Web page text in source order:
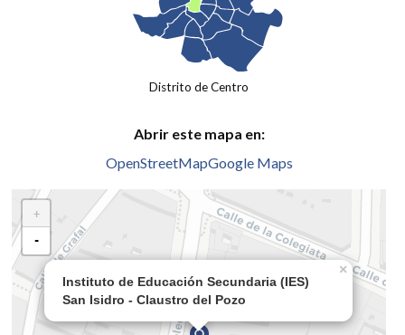
×
Instituto de Educación Secundaria (IES)
San Isidro - Claustro del Pozo
+
-
Distrito de Centro
Abrir este mapa en:
OpenStreetMapGoogle Maps